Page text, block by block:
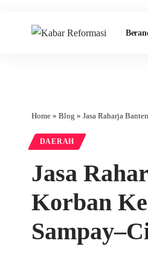
Home » Blog » Jasa Raharja
DAERAH
Jasa
Korban